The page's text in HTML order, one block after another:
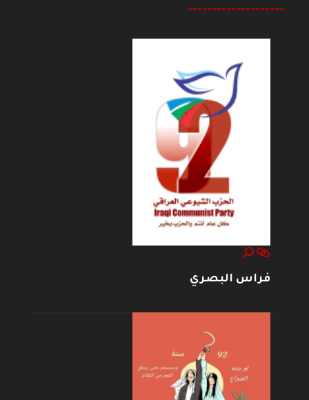
--------------------
فراس البصري